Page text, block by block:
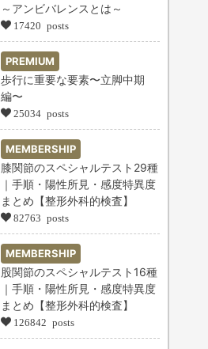
～アンビバレンスとは～
17420 posts
PREMIUM
歩行に重要な要素〜立脚中期
編〜
25034 posts
MEMBERSHIP
膝関節のスペシャルテスト29種
｜手順・陽性所見・感度特異度
まとめ【整形外科的検査】
82763 posts
MEMBERSHIP
股関節のスペシャルテスト16種
｜手順・陽性所見・感度特異度
まとめ【整形外科的検査】
126842 posts